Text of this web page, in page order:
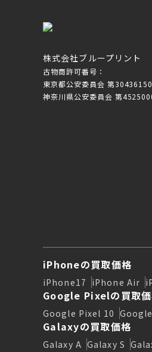
株式会社ブループリント
古物商許可番号：
東京都公安委員会 第
神奈川県公安委員会 第
iPhoneの買取価格
iPhone17 iPhone Air
Google Pixelの買取
Google Pixel 10
Galaxyの買取価格
Galaxy A Galaxy S